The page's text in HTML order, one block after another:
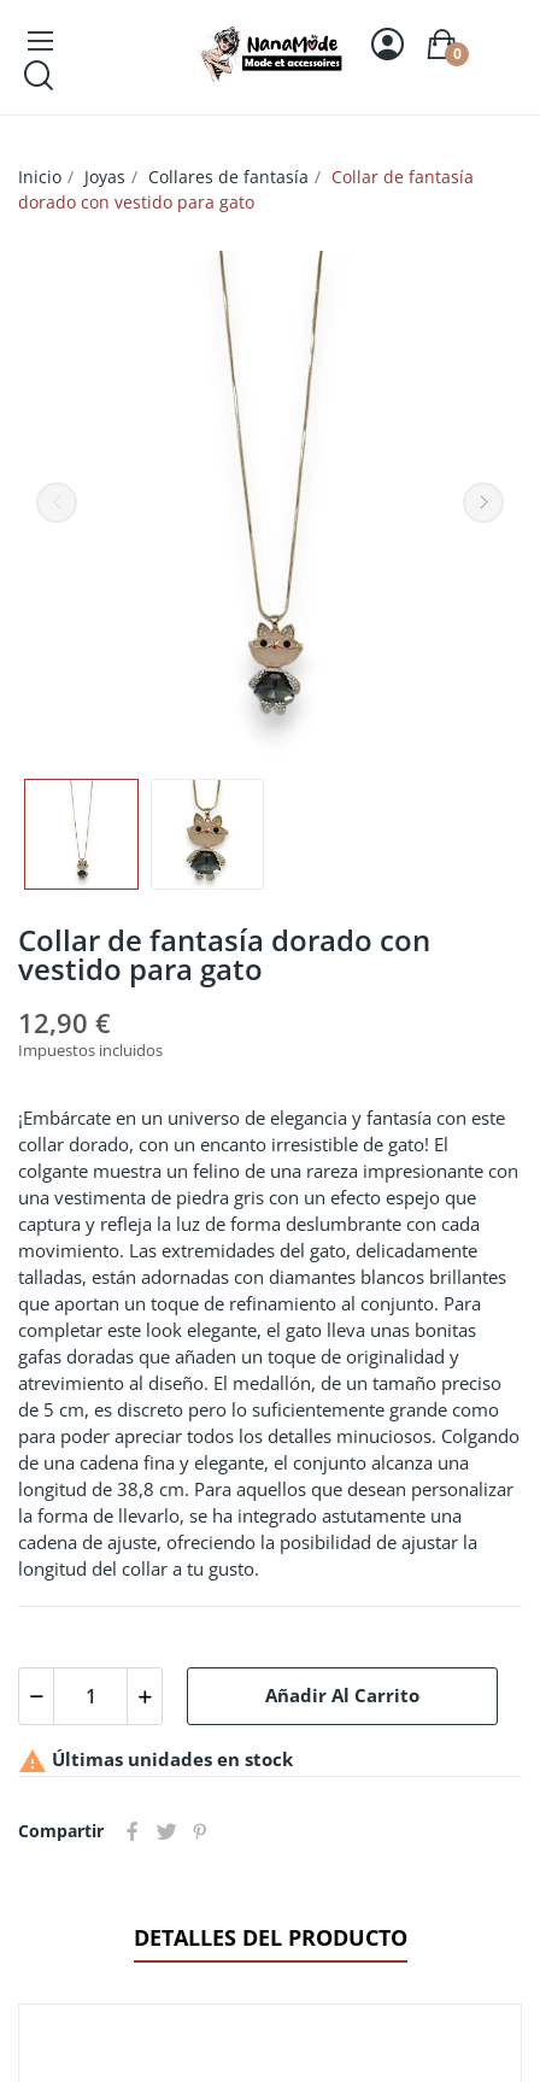
0
Inicio Joyas Collares de fantasía
Collar de fantasía
dorado con vestido para gato
Collar de fantasía dorado con
vestido para gato
12,90 €
Impuestos incluidos
¡Embárcate en un universo de elegancia y fantasía con este
collar dorado, con un encanto irresistible de gato! El
colgante muestra un felino de una rareza impresionante con
una vestimenta de piedra gris con un efecto espejo que
captura y refleja la luz de forma deslumbrante con cada
movimiento. Las extremidades del gato, delicadamente
talladas, están adornadas con diamantes blancos brillantes
que aportan un toque de refinamiento al conjunto. Para
completar este look elegante, el gato lleva unas bonitas
gafas doradas que añaden un toque de originalidad y
atrevimiento al diseño. El medallón, de un tamaño preciso
de 5 cm, es discreto pero lo suficientemente grande como
para poder apreciar todos los detalles minuciosos. Colgando
de una cadena fina y elegante, el conjunto alcanza una
longitud de 38,8 cm. Para aquellos que desean personalizar
la forma de llevarlo, se ha integrado astutamente una
cadena de ajuste, ofreciendo la posibilidad de ajustar la
longitud del collar a tu gusto.
Añadir Al Carrito
 Últimas unidades en stock
Compartir
DETALLES DEL PRODUCTO